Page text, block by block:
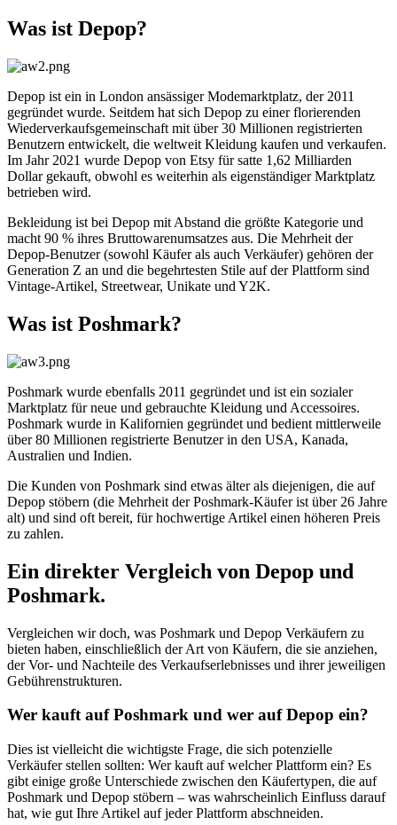
Was ist Depop?
Depop ist ein in London ansässiger Modemarktplatz, der 2011
gegründet wurde. Seitdem hat sich Depop zu einer florierenden
Wiederverkaufsgemeinschaft mit über 30 Millionen registrierten
Benutzern entwickelt, die weltweit Kleidung kaufen und verkaufen.
Im Jahr 2021 wurde Depop von Etsy für satte 1,62 Milliarden
Dollar gekauft, obwohl es weiterhin als eigenständiger Marktplatz
betrieben wird.
Bekleidung ist bei Depop mit Abstand die größte Kategorie und
macht 90 % ihres Bruttowarenumsatzes aus. Die Mehrheit der
Depop-Benutzer (sowohl Käufer als auch Verkäufer) gehören der
Generation Z an und die begehrtesten Stile auf der Plattform sind
Vintage-Artikel, Streetwear, Unikate und Y2K.
Was ist Poshmark?
Poshmark wurde ebenfalls 2011 gegründet und ist ein sozialer
Marktplatz für neue und gebrauchte Kleidung und Accessoires.
Poshmark wurde in Kalifornien gegründet und bedient mittlerweile
über 80 Millionen registrierte Benutzer in den USA, Kanada,
Australien und Indien.
Die Kunden von Poshmark sind etwas älter als diejenigen, die auf
Depop stöbern (die Mehrheit der Poshmark-Käufer ist über 26 Jahre
alt) und sind oft bereit, für hochwertige Artikel einen höheren Preis
zu zahlen.
Ein direkter Vergleich von Depop und
Poshmark.
Vergleichen wir doch, was Poshmark und Depop Verkäufern zu
bieten haben, einschließlich der Art von Käufern, die sie anziehen,
der Vor- und Nachteile des Verkaufserlebnisses und ihrer jeweiligen
Gebührenstrukturen.
Wer kauft auf Poshmark und wer auf Depop ein?
Dies ist vielleicht die wichtigste Frage, die sich potenzielle
Verkäufer stellen sollten: Wer kauft auf welcher Plattform ein? Es
gibt einige große Unterschiede zwischen den Käufertypen, die auf
Poshmark und Depop stöbern – was wahrscheinlich Einfluss darauf
hat, wie gut Ihre Artikel auf jeder Plattform abschneiden.